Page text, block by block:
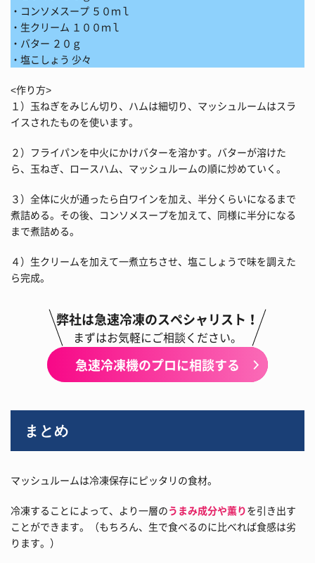
・コンソメスープ ５０ｍｌ
・生クリーム １００ｍｌ
・バター ２０ｇ
・塩こしょう 少々
<作り方>
１）玉ねぎをみじん切り、ハムは細切り、マッシュルームはスラ
イスされたものを使います。
２）フライパンを中火にかけバターを溶かす。バターが溶けた
ら、玉ねぎ、ロースハム、マッシュルームの順に炒めていく。
３）全体に火が通ったら白ワインを加え、半分くらいになるまで
煮詰める。その後、コンソメスープを加えて、同様に半分になる
まで煮詰める。
４）生クリームを加えて一煮立ちさせ、塩こしょうで味を調えた
ら完成。
弊社は急速冷凍のスペシャリスト！
まずはお気軽にご相談ください。
急速冷凍機のプロに相談する
まとめ
マッシュルームは冷凍保存にピッタリの食材。
冷凍することによって、より一層のうまみ成分や薫りを引き出す
ことができます。（もちろん、生で食べるのに比べれば食感は劣
ります。）